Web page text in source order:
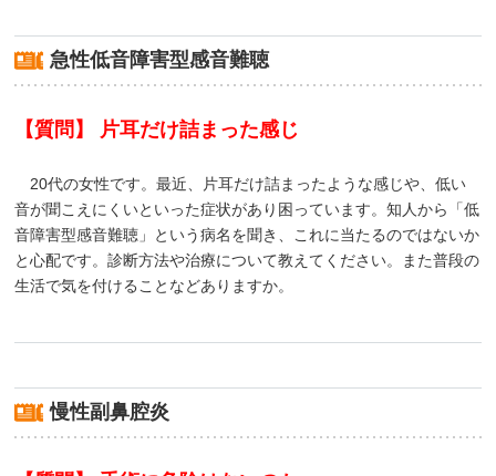
急性低音障害型感音難聴
【質問】 片耳だけ詰まった感じ
20代の女性です。最近、片耳だけ詰まったような感じや、低い
音が聞こえにくいといった症状があり困っています。知人から「低
音障害型感音難聴」という病名を聞き、これに当たるのではないか
と心配です。診断方法や治療について教えてください。また普段の
生活で気を付けることなどありますか。
慢性副鼻腔炎